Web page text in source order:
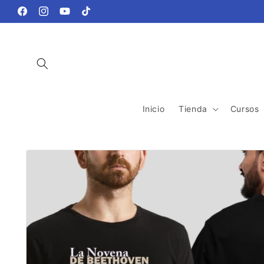
directamente
al contenido
FacebookInstagramYouTubeTikTok
Inicio Tienda Cursos
directamente
información
del producto